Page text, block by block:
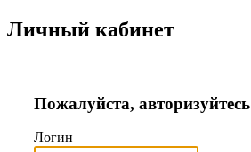
Личный кабинет
Пожалуйста, авторизуйтесь
Логин